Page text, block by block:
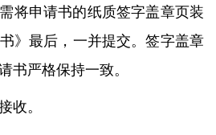
将申请书的纸质签字盖章页装
》最后，一并提交。签字盖章
书严格保持一致。
收。